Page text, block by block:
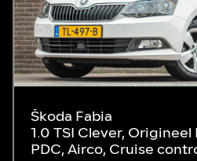
Škoda Fabia
1.0 TSI Clever, Origineel
PDC, Airco, Cruise